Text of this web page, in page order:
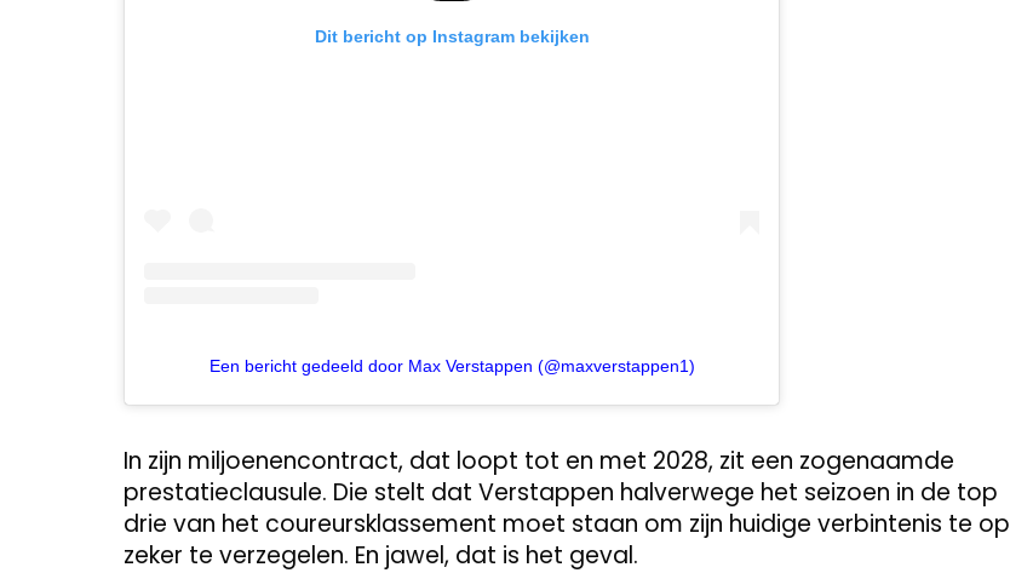
Dit bericht op Instagram bekijken
Een bericht gedeeld door Max Verstappen (@maxverstappen1)
In zijn miljoenencontract, dat loopt tot en met 2028, zit een zogenaamde
prestatieclausule. Die stelt dat Verstappen halverwege het seizoen in de top
drie van het coureursklassement moet staan om zijn huidige verbintenis te op
zeker te verzegelen. En jawel, dat is het geval.